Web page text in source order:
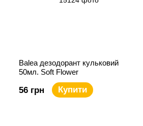
Balea дезодорант кульковий
50мл. Soft Flower
56 грн Купити